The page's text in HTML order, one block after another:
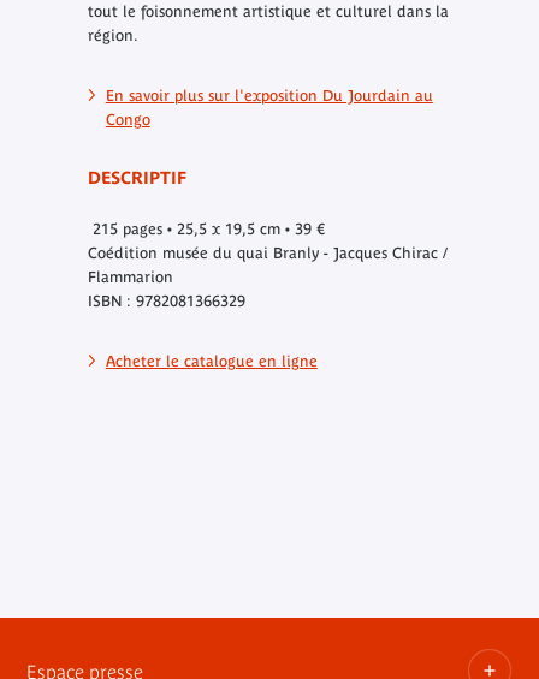
tout le foisonnement artistique et culturel dans la
région.
En savoir plus sur l'exposition Du Jourdain au
Congo
DESCRIPTIF
215 pages • 25,5 x 19,5 cm • 39 €
Coédition musée du quai Branly - Jacques Chirac /
Flammarion
ISBN : 9782081366329
Acheter le catalogue en ligne
Espace presse